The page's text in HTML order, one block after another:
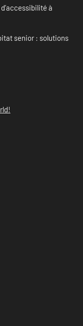
à
senior : solutions